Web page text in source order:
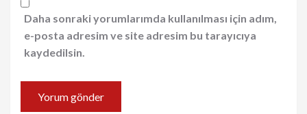
Daha sonraki yorumlarımda kullanılması için adım,
e-posta adresim ve site adresim bu tarayıcıya
kaydedilsin.